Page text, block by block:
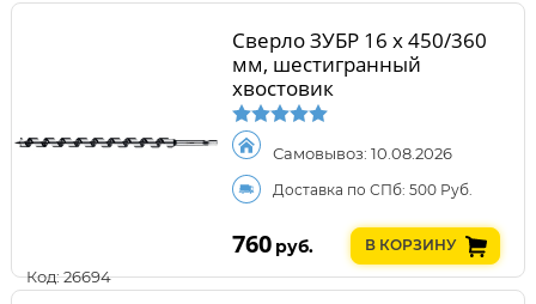
Код: 26694
Сверло ЗУБР 16 x 450/360
мм, шестигранный
хвостовик
Самовывоз: 10.08.2026
Доставка по СПб: 500 Руб.
760 руб. В КОРЗИНУ